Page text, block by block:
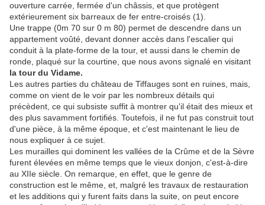
ouverture carrée, fermée d'un châssis, et que protègent
extérieurement six barreaux de fer entre-croisés (1).
Une trappe (0m 70 sur 0 m 80) permet de descendre dans un
appartement voûté, devant donner accès dans l'escalier qui
conduit à la plate-forme de la tour, et aussi dans le chemin de
ronde, plaqué sur la courtine, que nous avons signalé en visitant
la tour du Vidame.
Les autres parties du château de Tiffauges sont en ruines, mais,
comme on vient de le voir par les nombreux détails qui
précèdent, ce qui subsiste suffit à montrer qu'il était des mieux et
des plus savamment fortifiés. Toutefois, il ne fut pas construit tout
d'une pièce, à la même époque, et c'est maintenant le lieu de
nous expliquer à ce sujet.
Les murailles qui dominent les vallées de la Crûme et de la Sèvre
furent élevées en même temps que le vieux donjon, c'est-à-dire
au XIIe siècle. On remarque, en effet, que le genre de
construction est le même, et, malgré les travaux de restauration
et les additions qui y furent faits dans la suite, on peut encore